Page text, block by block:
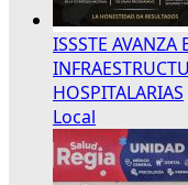
ISSSTE AVANZA
HOSPITALARIAS
Local